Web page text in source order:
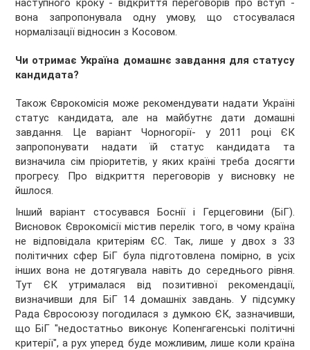
наступного кроку - відкриття переговорів про вступ -
вона запропонувала одну умову, що стосувалася
нормалізації відносин з Косовом.
Чи отримає Україна домашнє завдання для статусу
кандидата?
Також Єврокомісія може рекомендувати надати Україні
статус кандидата, але на майбутнє дати домашні
завдання. Це варіант Чорногорії- у 2011 році ЄК
запропонувати надати їй статус кандидата та
визначила сім пріоритетів, у яких країні треба досягти
прогресу. Про відкриття переговорів у висновку не
йшлося.
Інший варіант стосувався Боснії і Герцеговини (БіГ).
Висновок Єврокомісії містив перелік того, в чому країна
не відповідала критеріям ЄС. Так, лише у двох з 33
політичних сфер БіГ була підготовлена помірно, в усіх
інших вона не дотягувала навіть до середнього рівня.
Тут ЄК утрималася від позитивної рекомендації,
визначивши для БіГ 14 домашніх завдань. У підсумку
Рада Євросоюзу погодилася з думкою ЄК, зазначивши,
що БіГ "недостатньо виконує Копенгагенські політичні
критерії", а рух уперед буде можливим, лише коли країна